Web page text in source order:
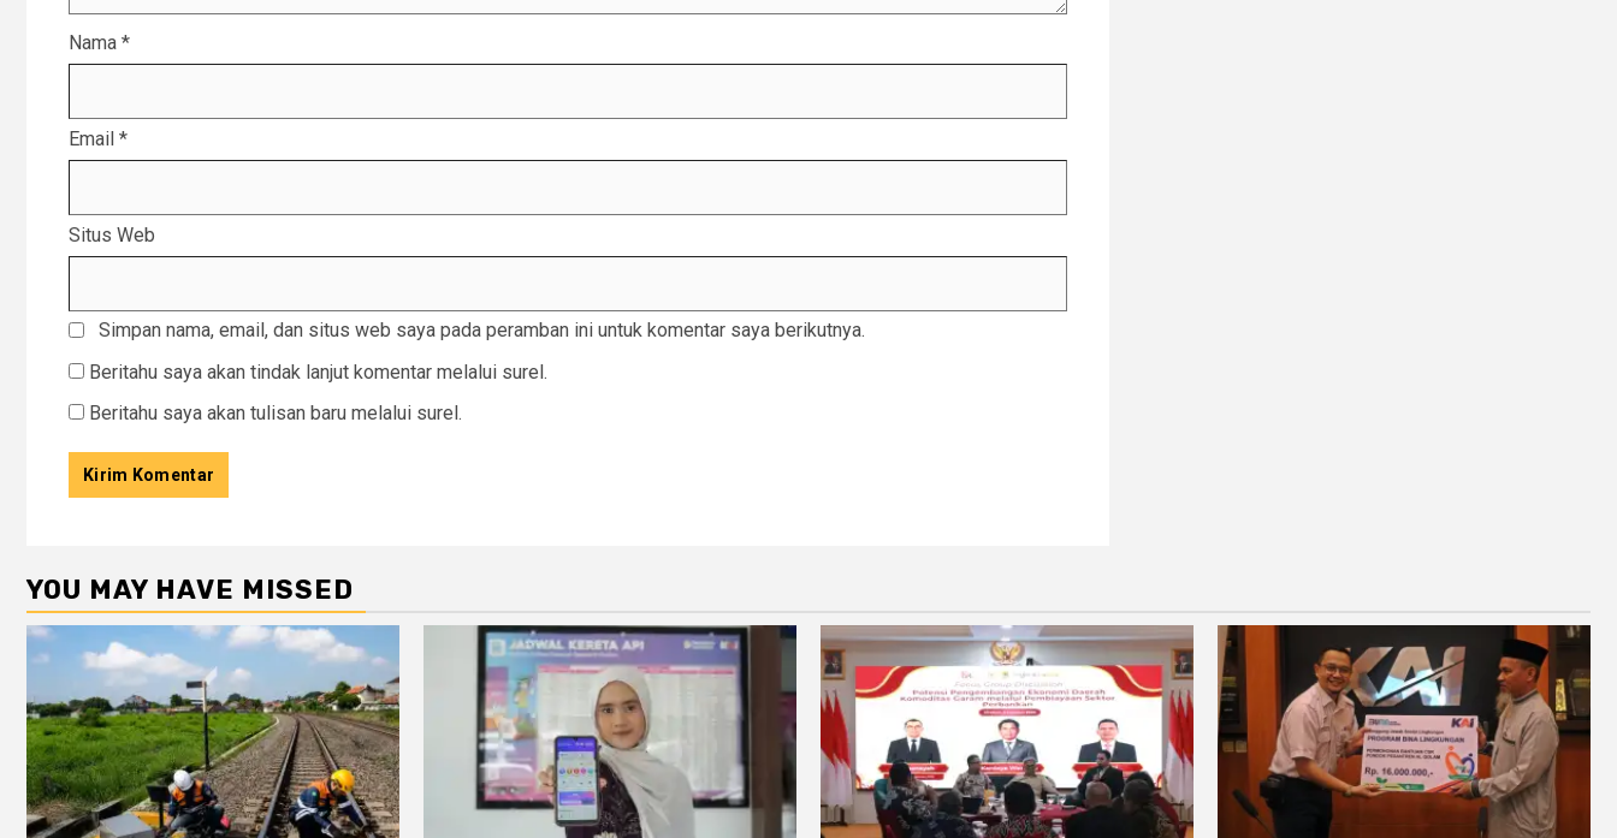
Nama *
Email *
Situs Web
Simpan nama, email, dan situs web saya pada peramban ini untuk komentar saya berikutnya.
Beritahu saya akan tindak lanjut komentar melalui surel.
Beritahu saya akan tulisan baru melalui surel.
YOU MAY HAVE MISSED